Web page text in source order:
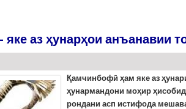
аз ҳунарҳои анъанавии
Қамчинбофӣ ҳам яке аз
ҳунармандони моҳир
рондани асп истифода